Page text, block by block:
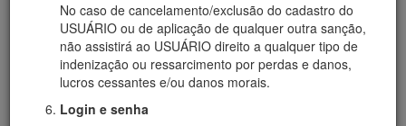
No caso de cancelamento/exclusão do cadastro do
USUÁRIO ou de aplicação de qualquer outra sanção,
não assistirá ao USUÁRIO direito a qualquer tipo de
indenização ou ressarcimento por perdas e danos,
lucros cessantes e/ou danos morais.
Login e senha